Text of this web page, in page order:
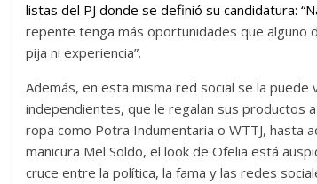
listas del PJ donde se definió su candidatura:
repente tenga más oportunidades que alguno
pija ni experiencia”.
Además, en esta misma red social se la
independientes, que le regalan sus productos
ropa como Potra Indumentaria o WTTJ, hasta
manicura Mel Soldo, el look de Ofelia está
cruce entre la política, la fama y las redes